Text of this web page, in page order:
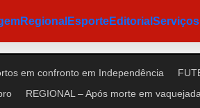
Regional EsporteEditorial Serviços
em confronto em Independência
REGIONAL – Após morte em